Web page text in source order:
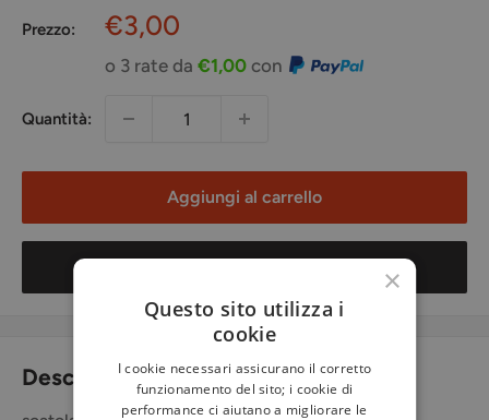
Prezzo:
Prezzo
scontato
€3,00
o 3 rate da €1,00 con
Quantità:
Aggiungi al carrello
Descrizione
×
Questo sito utilizza i
cookie
I cookie necessari assicurano il corretto
funzionamento del sito; i cookie di
performance ci aiutano a migliorare le